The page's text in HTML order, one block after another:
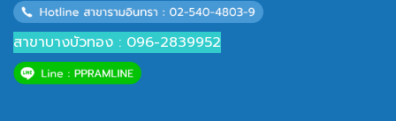
สาขาบางบัวทอง : 096-2839952